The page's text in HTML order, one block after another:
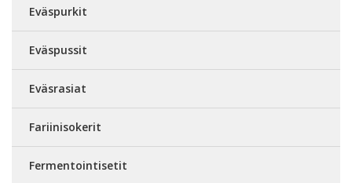
Eväspurkit
Eväspussit
Eväsrasiat
Fariinisokerit
Fermentointisetit